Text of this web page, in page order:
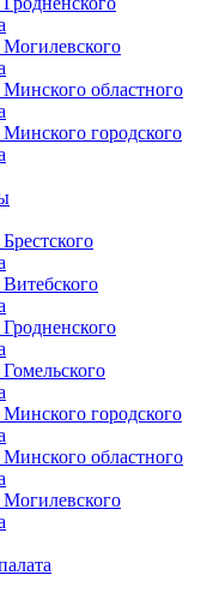
областного
городского
городского
областного